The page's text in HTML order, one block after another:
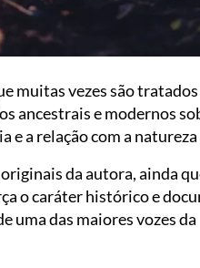
muitas vezes são
ancestrais e modernos
a relação com a natureza
da autora, ainda
o caráter histórico e
uma das maiores vozes da